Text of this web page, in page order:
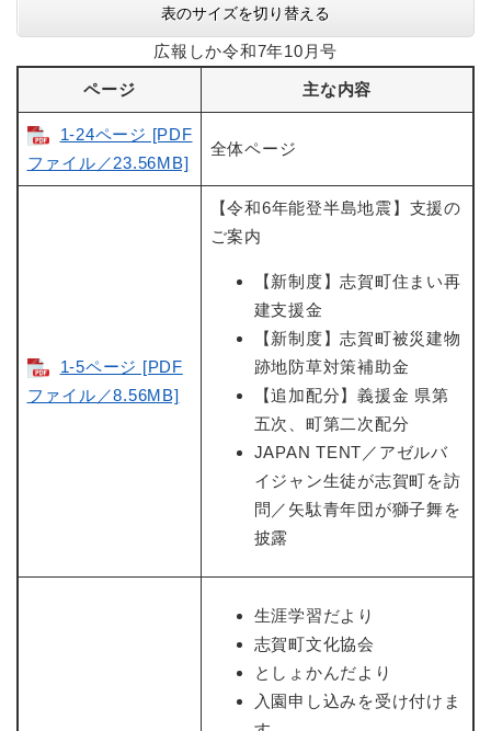
表のサイズを切り替える
広報しか令和7年10月号
ページ 主な内容
1-24ページ [PDF
ファイル／23.56MB]
全体ページ
1-5ページ [PDF
ファイル／8.56MB]
【令和6年能登半島地震】支援の
ご案内
【新制度】志賀町住まい再
建支援金
【新制度】志賀町被災建物
跡地防草対策補助金
【追加配分】義援金 県第
五次、町第二次配分
JAPAN TENT／アゼルバ
イジャン生徒が志賀町を訪
問／矢駄青年団が獅子舞を
披露
生涯学習だより
志賀町文化協会
としょかんだより
入園申し込みを受け付けま